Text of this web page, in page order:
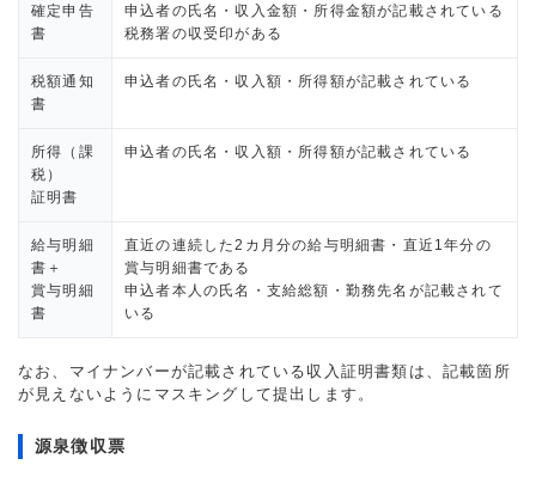
確定申告
書
申込者の氏名・収入金額・所得金額が記載されている
税務署の収受印がある
税額通知
書
申込者の氏名・収入額・所得額が記載されている
所得（課
税）
証明書
申込者の氏名・収入額・所得額が記載されている
給与明細
書＋
賞与明細
書
直近の連続した2カ月分の給与明細書・直近1年分の
賞与明細書である
申込者本人の氏名・支給総額・勤務先名が記載されて
いる
なお、マイナンバーが記載されている収入証明書類は、記載箇所
が見えないようにマスキングして提出します。
源泉徴収票